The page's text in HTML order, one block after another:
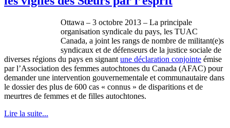
Ottawa – 3 octobre 2013 – La principale
organisation syndicale du pays, les TUAC
Canada, a joint les rangs de nombre de militant(e)s
syndicaux et de défenseurs de la justice sociale de
diverses régions du pays en signant une déclaration conjointe émise
parl’Association des femmes autochtones du Canada (AFAC) pour
demanderune intervention gouvernementale et communautaire dans
le dossier des plus de 600 cas « connus » de disparitions et de
meurtres de femmes et de filles autochtones.
Lire la suite...